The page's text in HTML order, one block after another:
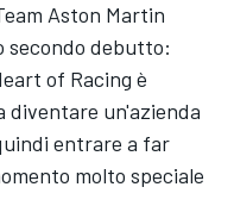
Aston Martin
secondo debutto:
of Racing è
diventare un'azienda
entrare a far
molto speciale